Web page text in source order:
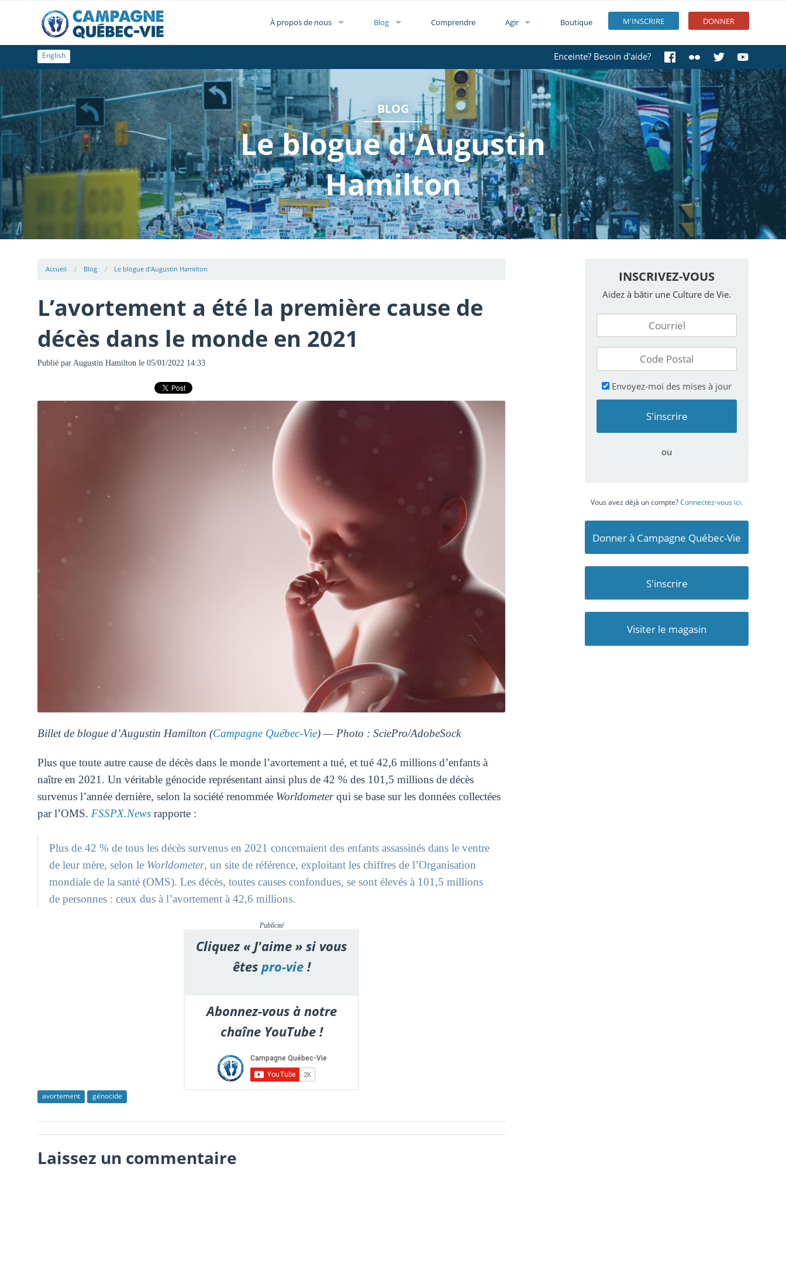
M'INSCRIRE DONNER
À propos de nous Blog Comprendre Agir Boutique
Enceinte? Besoin d'aide?
English
BLOG
Le blogue d'Augustin
Hamilton
Accueil Blog Le blogue d'Augustin Hamilton
L’avortement a été la première cause de
décès dans le monde en 2021
Publié par Augustin Hamilton le 05/01/2022 14:33
Billet de blogue d’Augustin Hamilton (Campagne Québec-Vie) — Photo : SciePro/AdobeSock
Plus que toute autre cause de décès dans le monde l’avortement a tué, et tué 42,6 millions d’enfants à
naître en 2021. Un véritable génocide représentant ainsi plus de 42 % des 101,5 millions de décès
survenus l’année dernière, selon la société renommée Worldometerqui se base sur les données collectées
par l’OMS. FSSPX.Newsrapporte :
Plus de 42 % de tous les décès survenus en 2021 concernaient des enfants assassinés dans le ventre
de leur mère, selon le Worldometer, un site de référence, exploitant les chiffres de l’Organisation
mondiale de la santé (OMS). Les décès, toutes causes confondues, se sont élevés à 101,5 millions
de personnes : ceux dus à l’avortement à 42,6 millions.
Publicité
Cliquez « J'aime » si vous
êtespro-vie!
Abonnez-vous à notre
chaîne YouTube !
avortement génocide
Laissez un commentaire
INSCRIVEZ-VOUS
Aidez à bâtir une Culture de Vie.
Envoyez-moi des mises à jour
ou
Vous avez déjà un compte?Connectez-vous ici.
Donner à Campagne Québec-Vie
S'inscrire
Visiter le magasin